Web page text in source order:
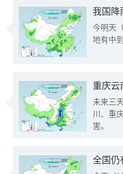
我国降
今明天
地有中
重庆云
未来三
川、重
害。
全国仍